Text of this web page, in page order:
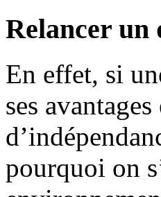
Relancer un
En effet, si
ses
pourquoi on